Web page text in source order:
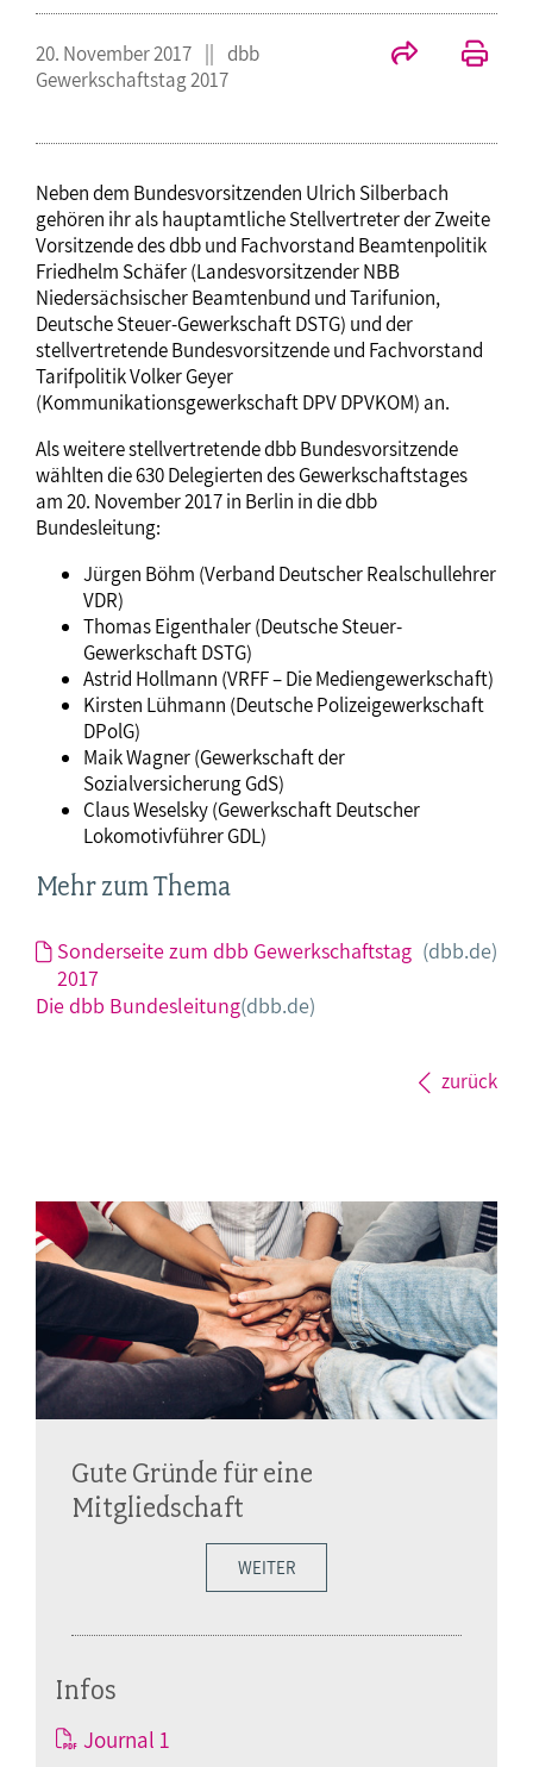
20. November 2017
dbb
Gewerkschaftstag 2017
Neben dem Bundesvorsitzenden Ulrich Silberbach
gehören ihr als hauptamtliche Stellvertreter der Zweite
Vorsitzende des dbb und Fachvorstand Beamtenpolitik
Friedhelm Schäfer (Landesvorsitzender NBB
Niedersächsischer Beamtenbund und Tarifunion,
Deutsche Steuer-Gewerkschaft DSTG) und der
stellvertretende Bundesvorsitzende und Fachvorstand
Tarifpolitik Volker Geyer
(Kommunikationsgewerkschaft DPV DPVKOM) an.
Als weitere stellvertretende dbb Bundesvorsitzende
wählten die 630 Delegierten des Gewerkschaftstages
am 20. November 2017 in Berlin in die dbb
Bundesleitung:
Jürgen Böhm (Verband Deutscher Realschullehrer
VDR)
Thomas Eigenthaler (Deutsche Steuer-
Gewerkschaft DSTG)
Astrid Hollmann (VRFF – Die Mediengewerkschaft)
Kirsten Lühmann (Deutsche Polizeigewerkschaft
DPolG)
Maik Wagner (Gewerkschaft der
Sozialversicherung GdS)
Claus Weselsky (Gewerkschaft Deutscher
Lokomotivführer GDL)
Mehr zum Thema
Sonderseite zum dbb Gewerkschaftstag
2017
(dbb.de)
Die dbb Bundesleitung(dbb.de)
zurück
Gute Gründe für eine
Mitgliedschaft
WEITER
Infos
Journal 1